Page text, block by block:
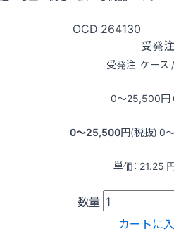
OCD 264130
受発注
受発注 ケース
0〜25,500円
0〜25,500円(税抜) 0
単価： 21.25
数量
カートに